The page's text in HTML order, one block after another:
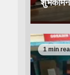
1 min